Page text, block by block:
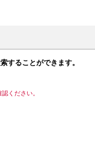
することができます。
ください。